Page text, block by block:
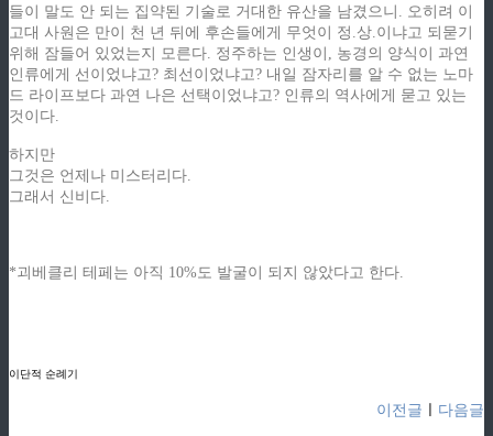
들이 말도 안 되는 집약된 기술로 거대한 유산을 남겼으니. 오히려 이
고대 사원은 만이 천 년 뒤에 후손들에게 무엇이 정.상.이냐고 되묻기
위해 잠들어 있었는지 모른다. 정주하는 인생이, 농경의 양식이 과연
인류에게 선이었냐고? 최선이었냐고? 내일 잠자리를 알 수 없는 노마
드 라이프보다 과연 나은 선택이었냐고? 인류의 역사에게 묻고 있는
것이다.
하지만
그것은 언제나 미스터리다.
그래서 신비다.
*괴베클리 테페는 아직 10%도 발굴이 되지 않았다고 한다.
이단적 순례기
이전글 다음글